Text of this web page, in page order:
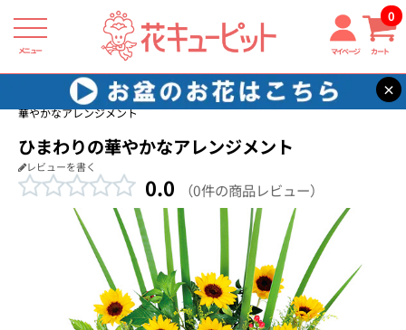
メニュー マイページ カート
0
×
花キューピット 新築引っ越し祝い
【新築引っ越し祝い】ひまわりの
華やかなアレンジメント
ひまわりの華やかなアレンジメント
レビューを書く
0.0 （0件の商品レビュー）